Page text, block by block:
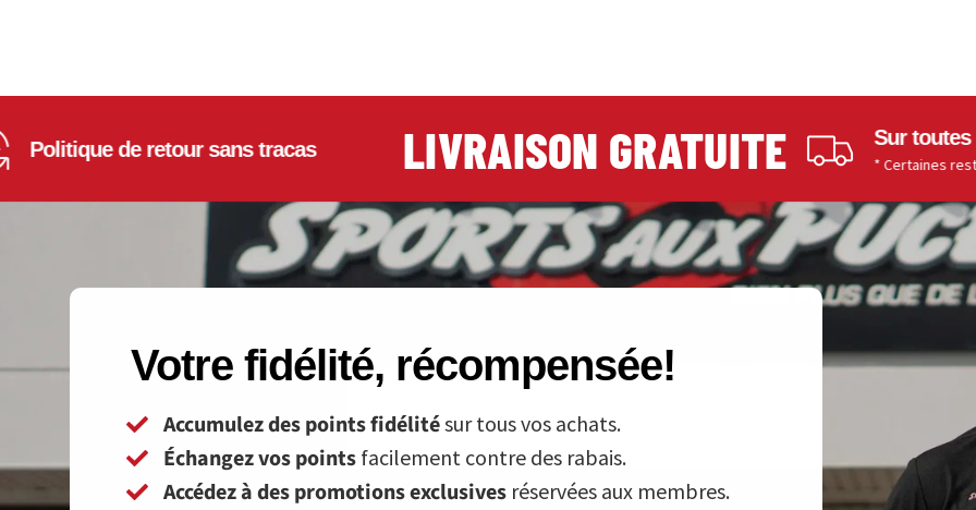
de retour sans tracas LIVRAISON GRATUITE Sur toutes les
* Certaines restrictions
Votre fidélité, récompensée!
Accumulez des points fidélitésur tous vos achats.
Échangez vos points facilement contre des rabais.
Accédez à des promotions exclusives réservées aux membres.